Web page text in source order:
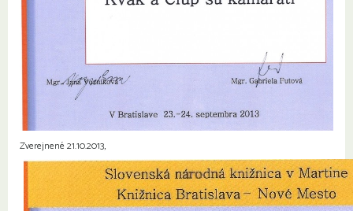
Zverejnené 21.10.2013,